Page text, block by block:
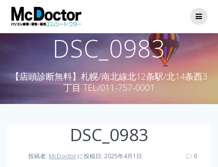
DSC_0983
【店頭診断無料】札幌/南北線北12条駅/北14条西3
丁目 TEL/011-757-0001
DSC_0983
投稿者: McDoctorに投稿日: 2025年4月1日 0